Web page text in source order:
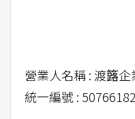
營業人名稱 : 渡簬
統一編號 : 50766182